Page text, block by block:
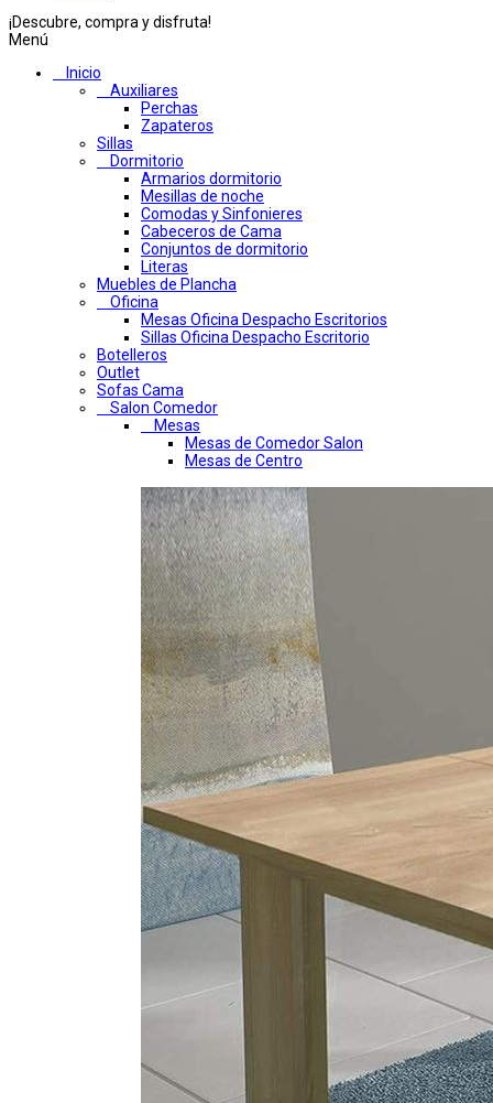
¡Descubre, compra y disfruta!
Menú
Inicio
Auxiliares
Perchas
Zapateros
Sillas
Dormitorio
Armarios dormitorio
Mesillas de noche
Comodas y Sinfonieres
Cabeceros de Cama
Conjuntos de dormitorio
Literas
Muebles de Plancha
Oficina
Mesas Oficina Despacho Escritorios
Sillas Oficina Despacho Escritorio
Botelleros
Outlet
Sofas Cama
Salon Comedor
Mesas
Mesas de Comedor Salon
Mesas de Centro